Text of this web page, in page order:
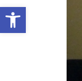
Abrir